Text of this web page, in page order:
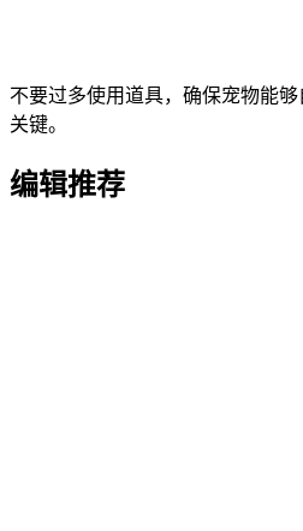
不要过多使用道具，确保宠物能
关键。
编辑推荐